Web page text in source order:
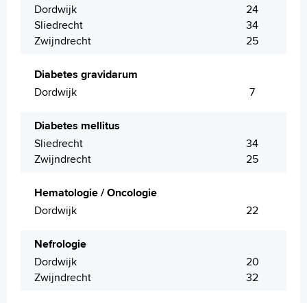
Dordwijk
24
Sliedrecht
34
Zwijndrecht
25
Diabetes gravidarum
Dordwijk
7
Diabetes mellitus
Sliedrecht
34
Zwijndrecht
25
Hematologie / Oncologie
Dordwijk
22
Nefrologie
Dordwijk
20
Zwijndrecht
32